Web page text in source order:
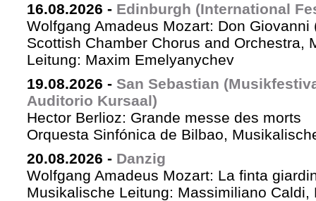
16.08.2026 - Edinburgh (International
Wolfgang Amadeus Mozart: Don Giovanni
Scottish Chamber Chorus and Orchestra,
Leitung: Maxim Emelyanychev
19.08.2026 - San Sebastian
Auditorio Kursaal)
Hector Berlioz: Grande messe des morts
Orquesta Sinfónica de Bilbao,
20.08.2026 - Danzig
Wolfgang Amadeus Mozart: La finta
Musikalische Leitung: Massimiliano Caldi,